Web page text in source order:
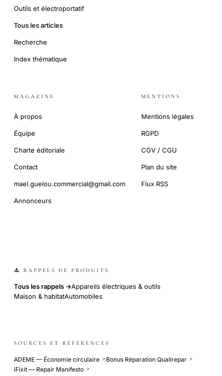
Outils et électroportatif
Tous les articles
Recherche
Index thématique
MAGAZINE
À propos
Équipe
Charte éditoriale
Contact
mael.guelou.commercial@gmail.com
Annonceurs
MENTIONS
Mentions légales
RGPD
CGV / CGU
Plan du site
Flux RSS
⚠️ RAPPELS DE PRODUITS
Tous les rappels →Appareils électriques & outils
Maison & habitatAutomobiles
SOURCES ET RÉFÉRENCES
ADEME — Économie circulaire ↗ Bonus Réparation Qualirepar ↗
iFixit — Repair Manifesto ↗